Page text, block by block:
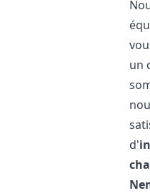
un
d'